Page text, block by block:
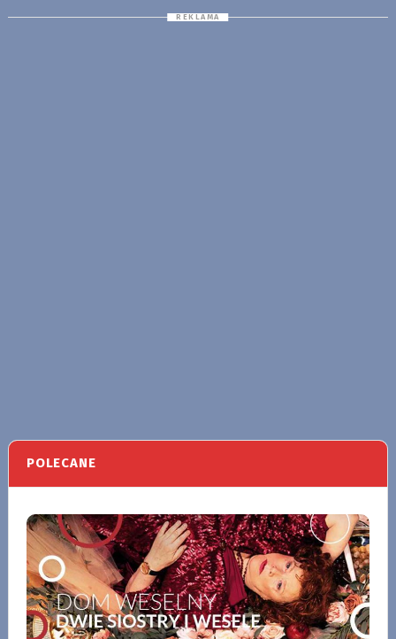
POLECANE